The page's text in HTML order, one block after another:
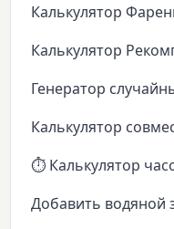
Калькулятор
Калькулятор
Генератор
Калькулятор
⏱️ Калькулятор
Добавить водяной